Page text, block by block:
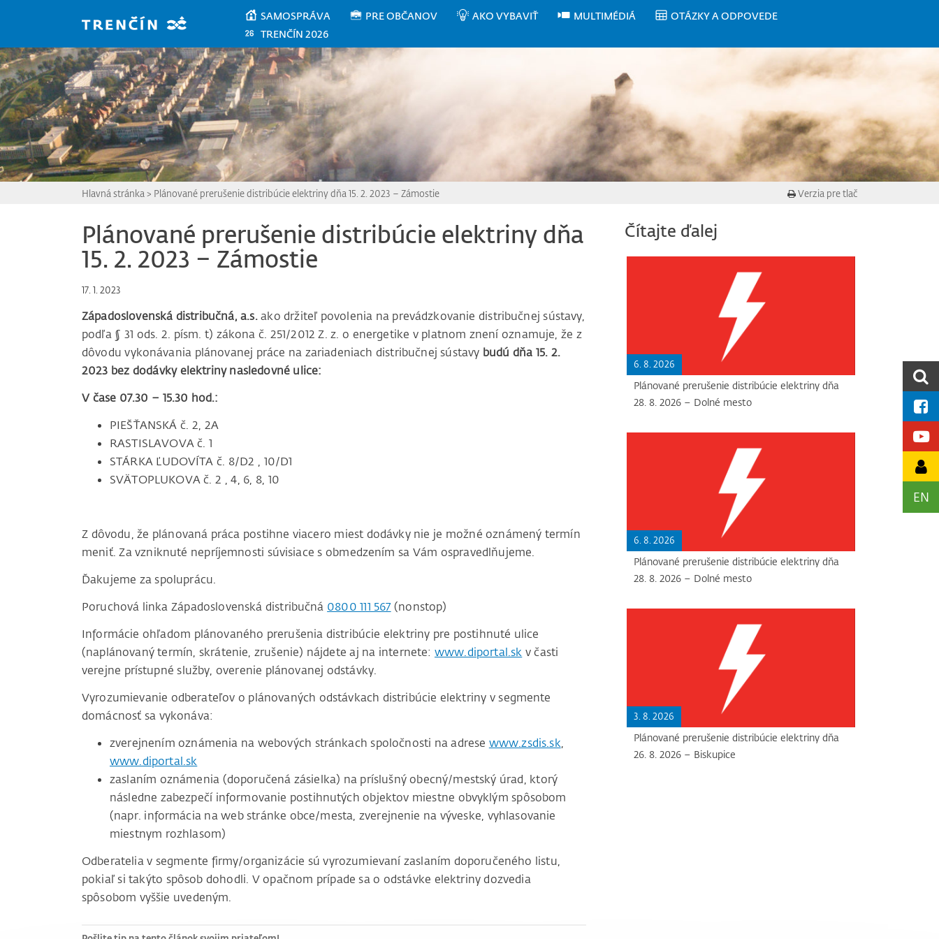
SAMOSPRÁVA PRE OBČANOV AKO VYBAVIŤ MULTIMÉDIÁ
OTÁZKY A ODPOVEDE
TRENČÍN 2026
EN
Hlavná stránka > Plánované prerušenie distribúcie elektriny dňa 15. 2. 2023 – Zámostie Verzia pre tlač
Plánované prerušenie distribúcie elektriny dňa
15. 2. 2023 – Zámostie
17. 1. 2023
Západoslovenská distribučná, a.s.ako držiteľ povolenia na prevádzkovanie distribučnej sústavy,
podľa § 31 ods. 2. písm. t) zákona č. 251/2012 Z. z. o energetike v platnom znení oznamuje, že z
dôvodu vykonávania plánovanej práce na zariadeniach distribučnej sústavy budú dňa 15. 2.
2023 bez dodávky elektriny nasledovné ulice:
V čase 07.30 – 15.30 hod.:
PIEŠŤANSKÁ č. 2, 2A
RASTISLAVOVA č. 1
STÁRKA ĽUDOVÍTA č. 8/D2 , 10/D1
SVÄTOPLUKOVA č. 2 , 4, 6, 8, 10
Z dôvodu, že plánovaná práca postihne viacero miest dodávky nie je možné oznámený termín
meniť. Za vzniknuté nepríjemnosti súvisiace s obmedzením sa Vám ospravedlňujeme.
Ďakujeme za spoluprácu.
Poruchová linka Západoslovenská distribučná 0800 111 567 (nonstop)
Informácie ohľadom plánovaného prerušenia distribúcie elektriny pre postihnuté ulice
(naplánovaný termín, skrátenie, zrušenie) nájdete aj na internete: www.diportal.sk v časti
verejne prístupné služby, overenie plánovanej odstávky.
Vyrozumievanie odberateľov o plánovaných odstávkach distribúcie elektriny v segmente
domácnosť sa vykonáva:
zverejnením oznámenia na webových stránkach spoločnosti na adrese www.zsdis.sk,
www.diportal.sk
zaslaním oznámenia (doporučená zásielka) na príslušný obecný/mestský úrad, ktorý
následne zabezpečí informovanie postihnutých objektov miestne obvyklým spôsobom
(napr. informácia na web stránke obce/mesta, zverejnenie na výveske, vyhlasovanie
miestnym rozhlasom)
Odberatelia v segmente firmy/organizácie sú vyrozumievaní zaslaním doporučeného listu,
pokiaľ si takýto spôsob dohodli. V opačnom prípade sa o odstávke elektriny dozvedia
spôsobom vyššie uvedeným.
Čítajte ďalej
6. 8. 2026
Plánované prerušenie distribúcie elektriny dňa
28. 8. 2026 – Dolné mesto
6. 8. 2026
Plánované prerušenie distribúcie elektriny dňa
28. 8. 2026 – Dolné mesto
3. 8. 2026
Plánované prerušenie distribúcie elektriny dňa
26. 8. 2026 – Biskupice